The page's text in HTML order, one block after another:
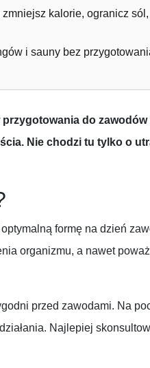
kalorie, ogranicz
i sauny bez
do
Nie chodzi tu tylko o
formę na dzień
organizmu, a nawet
przed zawodami. Na
Najlepiej